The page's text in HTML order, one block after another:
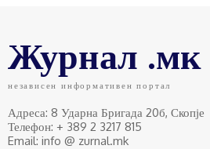
Журнал .мк
независен информативен портал
Адреса: 8 Ударна Бригада 20б, Скопје
Телефон: + 389 2 3217 815
Email: info @ zurnal.mk